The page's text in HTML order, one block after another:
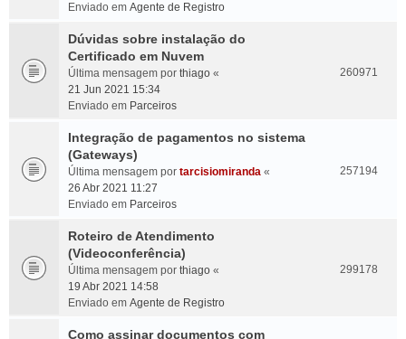
Enviado em Agente de Registro
Dúvidas sobre instalação do
Certificado em Nuvem
Última mensagem por thiago «
21 Jun 2021 15:34
Enviado em Parceiros
260971
Integração de pagamentos no sistema
(Gateways)
Última mensagem por tarcisiomiranda «
26 Abr 2021 11:27
Enviado em Parceiros
257194
Roteiro de Atendimento
(Videoconferência)
Última mensagem por thiago «
19 Abr 2021 14:58
Enviado em Agente de Registro
299178
Como assinar documentos com